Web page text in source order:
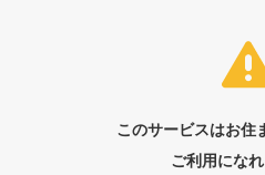
このサービスはお住
ご利用になれ